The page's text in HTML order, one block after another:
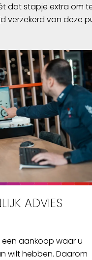
dat stapje extra om
verzekerd van deze
ADVIES
een aankoop waar u
wilt hebben. Daarom